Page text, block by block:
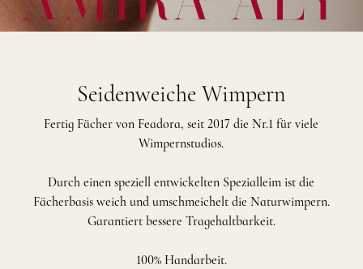
Seidenweiche Wimpern
Fertig Fächer von Feadora, seit 2017 die Nr.1 für viele
Wimpernstudios.
Durch einen speziell entwickelten Spezialleim ist die
Fächerbasis weich und umschmeichelt die Naturwimpern.
Garantiert bessere Tragehaltbarkeit.
100% Handarbeit.